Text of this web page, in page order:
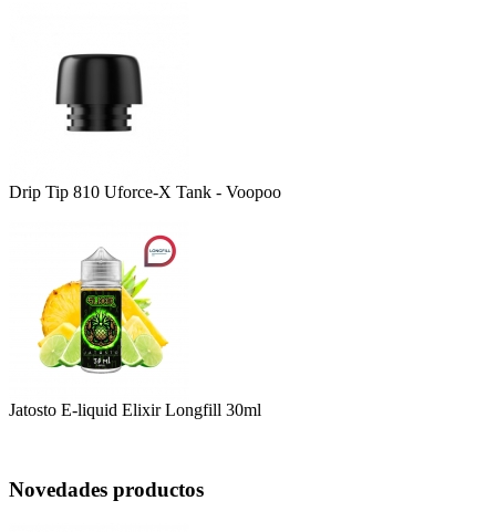
Drip Tip 810 Uforce-X Tank - Voopoo
Jatosto E-liquid Elixir Longfill 30ml
Novedades productos